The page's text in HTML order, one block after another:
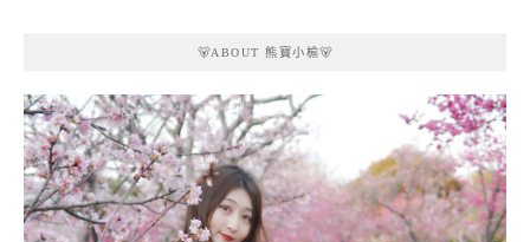
🐻ABOUT 熊寶小榆🐻